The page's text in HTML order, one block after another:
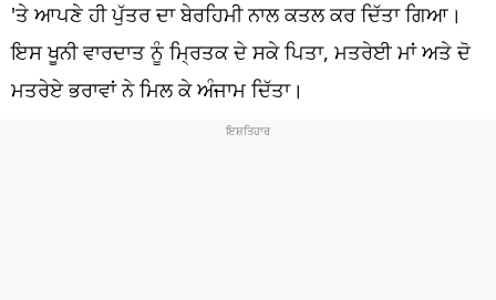
ਪੰਜਾਬ
ਧਰਮ
'ਤੇ ਆਪਣੇ ਹੀ ਪੁੱਤਰ ਦਾ ਬੇਰਹਿਮੀ ਨਾਲ ਕਤਲ ਕਰ ਦਿੱਤਾ ਗਿਆ।
ਇਸ ਖੂਨੀ ਵਾਰਦਾਤ ਨੂੰ ਮ੍ਰਿਤਕ ਦੇ ਸਕੇ ਪਿਤਾ, ਮਤਰੇਈ ਮਾਂ ਅਤੇ ਦੋ
ਮਤਰੇਏ ਭਰਾਵਾਂ ਨੇ ਮਿਲ ਕੇ ਅੰਜਾਮ ਦਿੱਤਾ।